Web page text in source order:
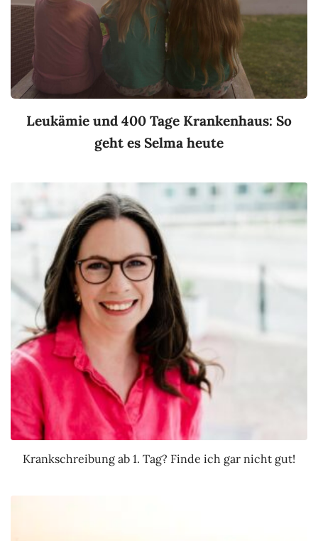
Leukämie und 400 Tage Krankenhaus: So
geht es Selma heute
Krankschreibung ab 1. Tag? Finde ich gar nicht gut!